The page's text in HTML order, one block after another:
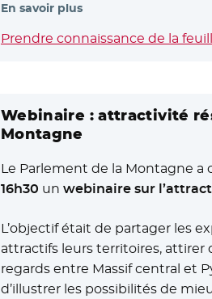
En savoir plus
Prendre connaissance de la
Webinaire : attractivité
Montagne
Le Parlement de la Montagne a
16h30 un webinaire sur
L’objectif était de partager les
attractifs leurs territoires, attirer
regards entre Massif central et
d’illustrer les possibilités de